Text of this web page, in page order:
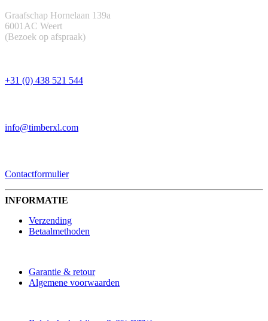
Graafschap Hornelaan 139a
6001AC Weert
(Bezoek op afspraak)
+31 (0) 438 521 544
info@timberxl.com
Contactformulier
INFORMATIE
Verzending
Betaalmethoden
Garantie & retour
Algemene voorwaarden